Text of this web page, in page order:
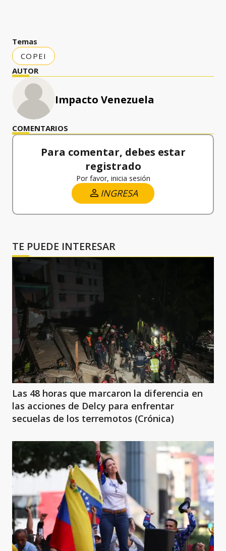
Temas
COPEI
AUTOR
Impacto Venezuela
COMENTARIOS
Para comentar, debes estar
registrado
Por favor, inicia sesión
INGRESA
TE PUEDE INTERESAR
Las 48 horas que marcaron la diferencia en
las acciones de Delcy para enfrentar
secuelas de los terremotos (Crónica)